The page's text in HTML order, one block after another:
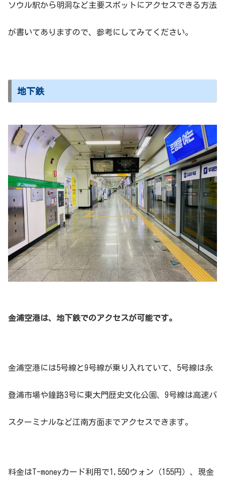
ソウル駅から明洞など主要スポットにアクセスできる方法
が書いてありますので、参考にしてみてください。
地下鉄
金浦空港は、地下鉄でのアクセスが可能です。
金浦空港には5号線と9号線が乗り入れていて、5号線は永
登浦市場や鐘路3号に東大門歴史文化公園、9号線は高速バ
スターミナルなど江南方面までアクセスできます。
料金はT-moneyカード利用で1,550ウォン（155円）、現金